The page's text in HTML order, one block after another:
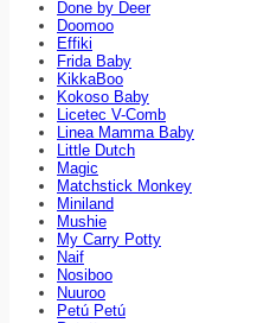
Done by Deer
Doomoo
Effiki
Frida Baby
KikkaBoo
Kokoso Baby
Licetec V-Comb
Linea Mamma Baby
Little Dutch
Magic
Matchstick Monkey
Miniland
Mushie
My Carry Potty
Naif
Nosiboo
Nuuroo
Petú Petú